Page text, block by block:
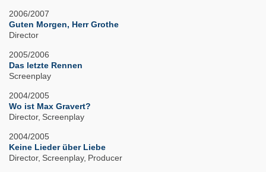
2006/2007
Guten Morgen, Herr Grothe
Director
2005/2006
Das letzte Rennen
Screenplay
2004/2005
Wo ist Max Gravert?
Director Screenplay
2004/2005
Keine Lieder über Liebe
Director Screenplay Producer